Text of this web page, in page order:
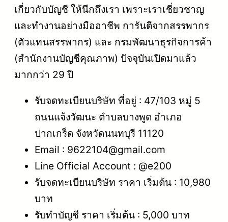
เกี่ยวกับบัญชี ให้นึกถึงเรา เพราะเราเชี่ยวชาญ
และทำงานอย่างมืออาชีพ การันตีจากสรรพากร
(ตัวแทนสรรพากร) และ กรมพัฒนาธุรกิจการค้า
(สำนักงานบัญชีคุณภาพ) ปัจจุบันเปิดมาแล้ว
มากกว่า 29 ปี
รับจดทะเบียนบริษัท ที่อยู่ : 47/103 หมู่ 5
ถนนแจ้งวัฒนะ ตำบลบางพูด อำเภอ
ปากเกร็ด จังหวัดนนทบุรี 11120
Email : 9622104@gmail.com
Line Official Account : @e200
รับจดทะเบียนบริษัท ราคา เริ่มต้น : 10,980
บาท
รับทำบัญชี ราคา เริ่มต้น : 5,000 บาท